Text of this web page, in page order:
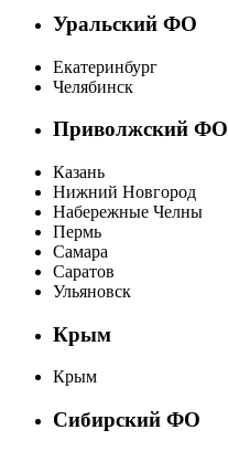
Уральский ФО
Екатеринбург
Челябинск
Приволжский ФО
Казань
Нижний Новгород
Набережные Челны
Пермь
Самара
Саратов
Ульяновск
Крым
Крым
Сибирский ФО